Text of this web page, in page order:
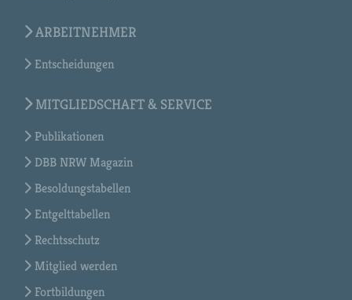
ARBEITNEHMER
Entscheidungen
MITGLIEDSCHAFT & SERVICE
Publikationen
DBB NRW Magazin
Besoldungstabellen
Entgelttabellen
Rechtsschutz
Mitglied werden
Fortbildungen